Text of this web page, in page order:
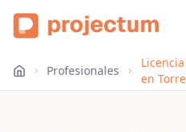
Profesionales
en